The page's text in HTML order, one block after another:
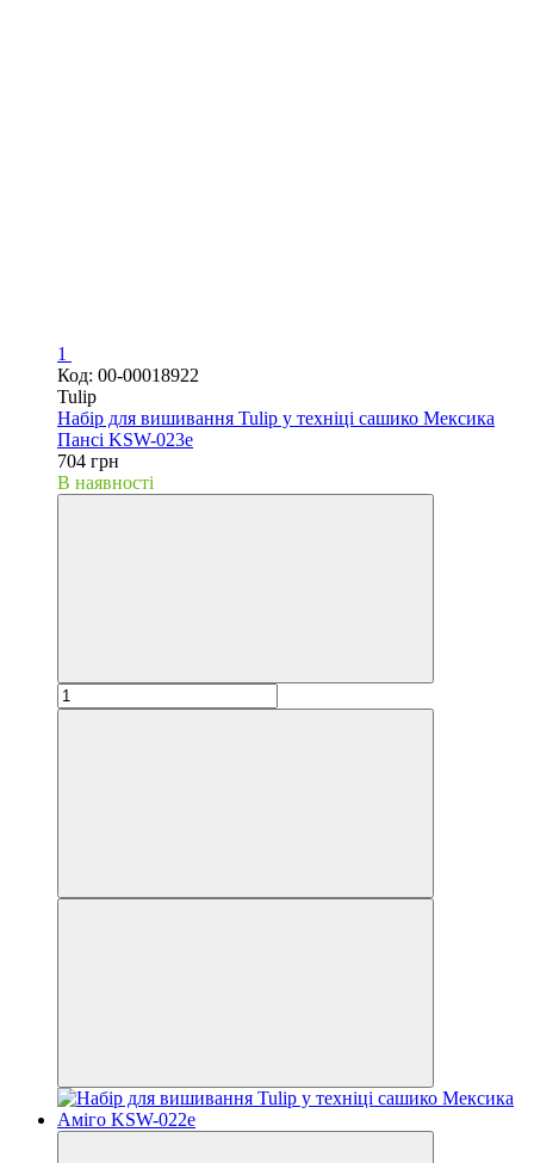
1
Код: 00-00018922
Tulip
Набір для вишивання Tulip у техніці сашико Мексика
Пансі KSW-023e
704 грн
В наявності